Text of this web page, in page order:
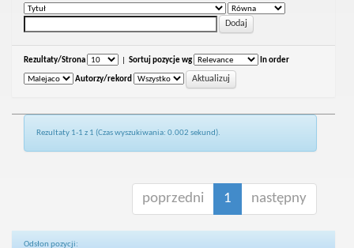
Rezultaty/Strona Sortuj pozycje wg In order
Autorzy/rekord
Rezultaty 1-1 z 1 (Czas wyszukiwania: 0.002 sekund).
poprzedni 1 następny
Odsłon pozycji: